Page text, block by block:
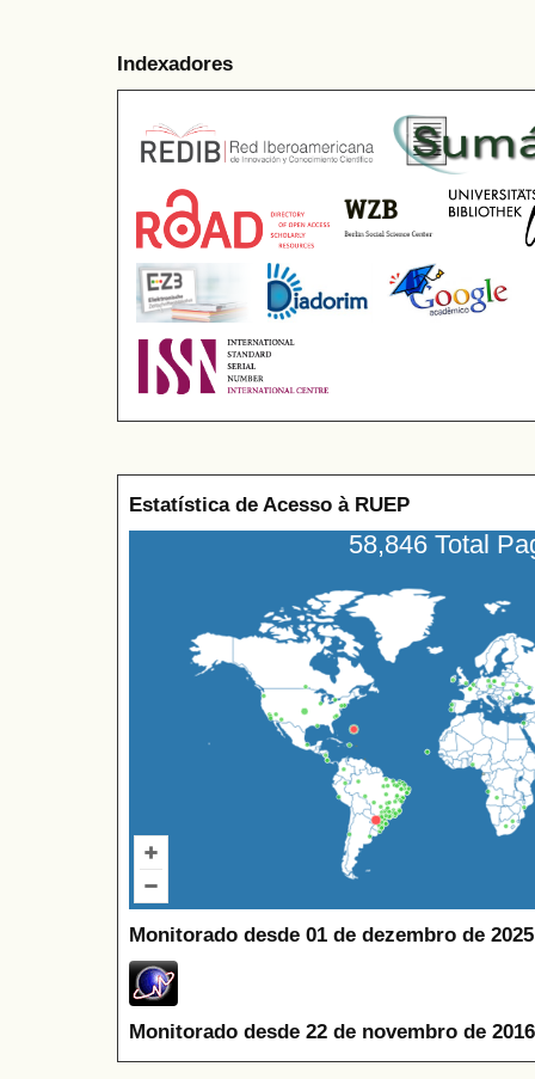
Indexadores
Estatística de Acesso à RUEP
58,846 Total
Monitorado desde 01 de dezembro de
Monitorado desde 22 de novembro de